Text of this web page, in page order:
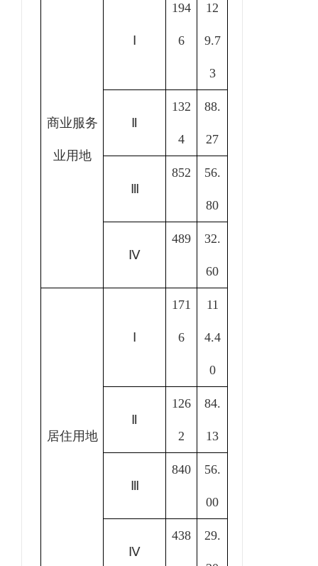
商业服务
业用地
194
6
12
9.7
3
132
4
88.
27
852 56.
80
Ⅳ
489 32.
60
居住用地
171
6
11
4.4
0
126
2
84.
13
840 56.
00
Ⅳ
438 29.